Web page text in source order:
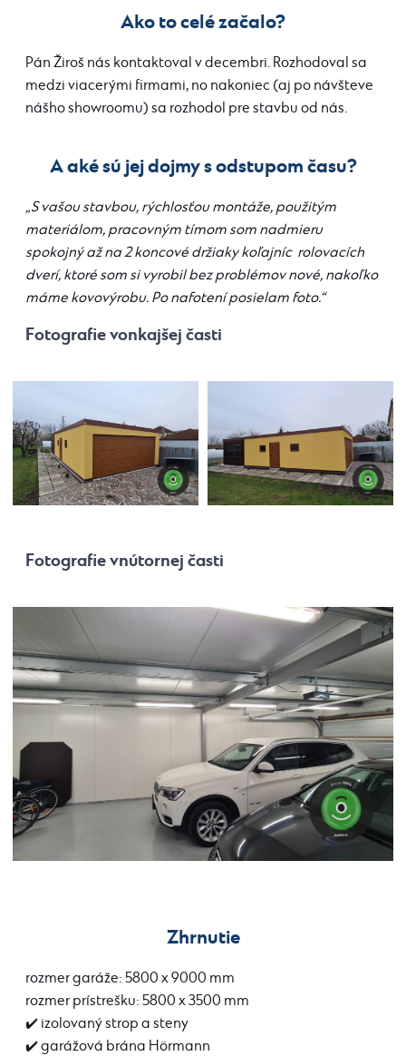
Ako to celé začalo?
Pán Žiroš nás kontaktoval v decembri. Rozhodoval sa
medzi viacerými firmami, no nakoniec (aj po návšteve
nášho showroomu) sa rozhodol pre stavbu od nás.
A aké sú jej dojmy s odstupom času?
„S vašou stavbou, rýchlosťou montáže, použitým
materiálom, pracovným tímom som nadmieru
spokojný až na 2 koncové držiaky koľajníc rolovacích
dverí, ktoré som si vyrobil bez problémov nové, nakoľko
máme kovovýrobu. Po nafotení posielam foto.“
Fotografie vonkajšej časti
Fotografie vnútornej časti
Zhrnutie
rozmer garáže: 5800 x 9000 mm
rozmer prístrešku: 5800 x 3500 mm
✔️ izolovaný strop a steny
✔️ garážová brána Hörmann